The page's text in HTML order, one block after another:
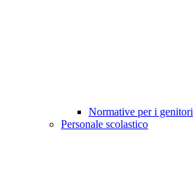
Normative per i genitori
Personale scolastico